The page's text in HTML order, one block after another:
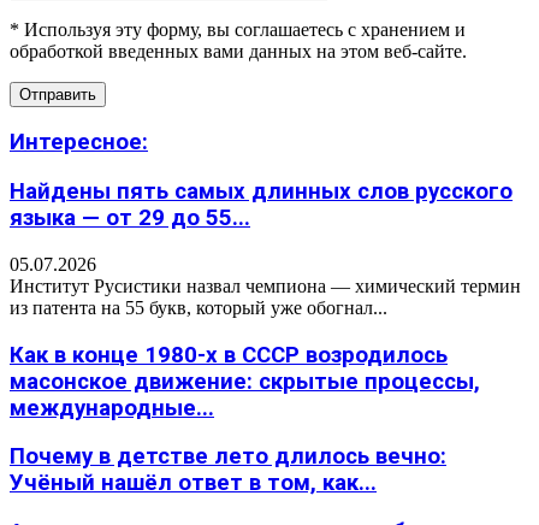
* Используя эту форму, вы соглашаетесь с хранением и
обработкой введенных вами данных на этом веб-сайте.
Интересное:
Найдены пять самых длинных слов русского
языка — от 29 до 55...
05.07.2026
Институт Русистики назвал чемпиона — химический термин
из патента на 55 букв, который уже обогнал...
Как в конце 1980-х в СССР возродилось
масонское движение: скрытые процессы,
международные...
Почему в детстве лето длилось вечно:
Учёный нашёл ответ в том, как...